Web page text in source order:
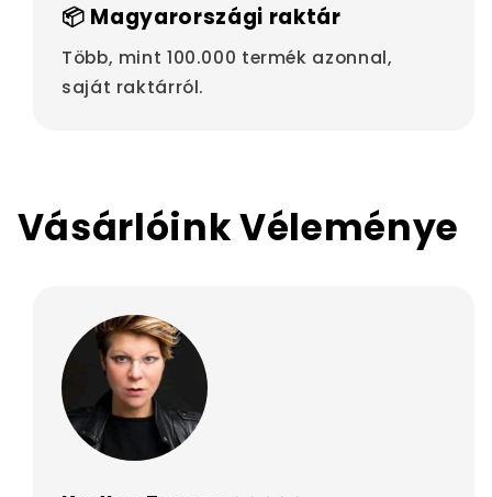
📦 Magyarországi raktár
Több, mint 100.000 termék azonnal,
saját raktárról.
Vásárlóink Véleménye